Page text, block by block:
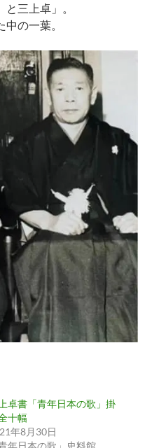
三上卓」。
の一葉。
卓書「青年日本の歌」掛
十幅
年8月30日